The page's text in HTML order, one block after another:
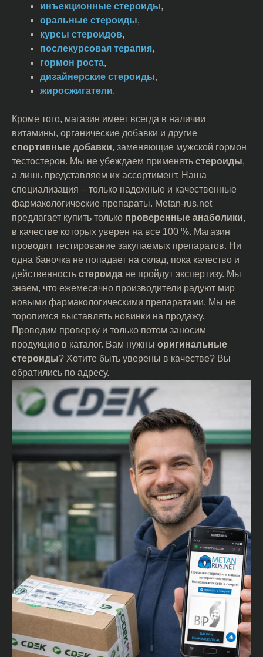
инъекционные стероиды,
оральные стероиды,
курсы стероидов,
послекурсовая терапия,
гормон роста,
дизайнерские стероиды,
жиросжигатели.
Кроме того, магазин имеет всегда в наличии
витамины, органические добавки и другие
спортивные добавки, заменяющие мужской гормон
тестостерон. Мы не убеждаем применять стероиды,
а лишь представляем их ассортимент. Наша
специализация – только надежные и качественные
фармакологические препараты. Metan-rus.net
предлагает купить только проверенные анаболики,
в качестве которых уверен на все 100 %. Магазин
проводит тестирование закупаемых препаратов. Ни
одна баночка не попадает на склад, пока качество и
действенность стероида не пройдут экспертизу. Мы
знаем, что ежемесячно производители радуют мир
новыми фармакологическими препаратами. Мы не
торопимся выставлять новинки на продажу.
Проводим проверку и только потом заносим
продукцию в каталог. Вам нужны оригинальные
стероиды? Хотите быть уверены в качестве? Вы
обратились по адресу.